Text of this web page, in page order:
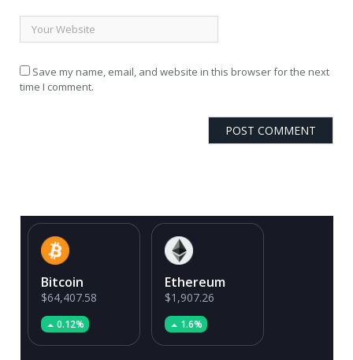
Save my name, email, and website in this browser for the next
time I comment.
Bitcoin
$64,407.58
0.12%
Ethereum
$1,907.26
1.6%